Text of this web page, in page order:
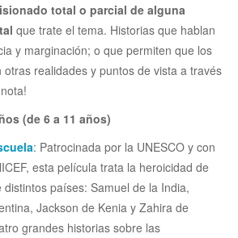
total o parcial de alguna
que trate el tema. Historias que hablan
y marginación; o que permiten que los
realidades y puntos de vista a través
(de 6 a 11 años)
: Patrocinada por la UNESCO y con
esta película trata la heroicidad de
países: Samuel de la India,
Jackson de Kenia y Zahira de
grandes historias sobre las